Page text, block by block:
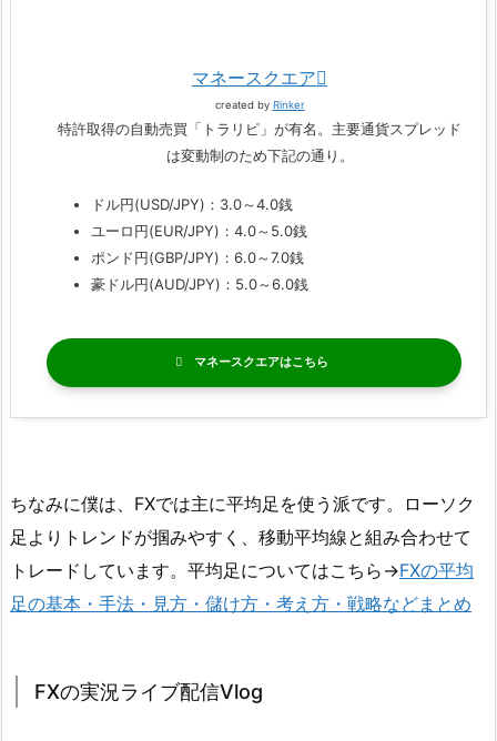
マネースクエア
created by Rinker
特許取得の自動売買「トラリピ」が有名。主要通貨スプレッド
は変動制のため下記の通り。
ドル円(USD/JPY)：3.0～4.0銭
ユーロ円(EUR/JPY)：4.0～5.0銭
ポンド円(GBP/JPY)：6.0～7.0銭
豪ドル円(AUD/JPY)：5.0～6.0銭
マネースクエア
ちなみに僕は、FXでは主に平均足を使う派です。ローソク
足よりトレンドが掴みやすく、移動平均線と組み合わせて
トレードしています。平均足についてはこちら→FXの平均
足の基本・手法・見方・儲け方・考え方・戦略などまとめ
FXの実況ライブ配信Vlog